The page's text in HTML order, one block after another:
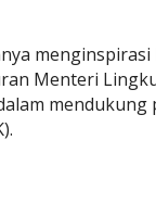
Menteri